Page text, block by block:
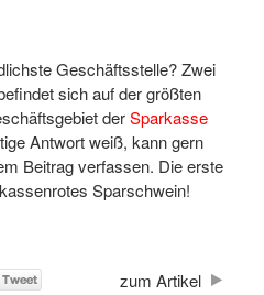
Geschäftsstelle? Zwei
sich auf der größten
derSparkasse
Antwort weiß, kann gern
Beitrag verfassen. Die erste
Sparschwein!
zum Artikel